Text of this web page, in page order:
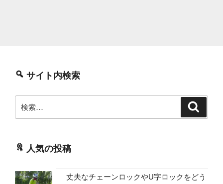
サイト内検索
索:
人気の投稿
丈夫なチェーンロックやU字ロックをどう